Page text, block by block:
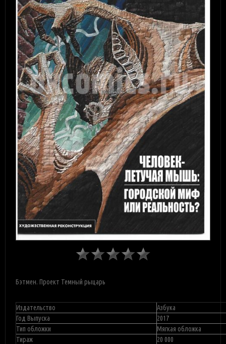
Бэтмен. Проект Темный рыцарь
Издательство
Азбука
Год Выпуска
2017
Тип обложки
Мягкая обложка
Тираж
20 000